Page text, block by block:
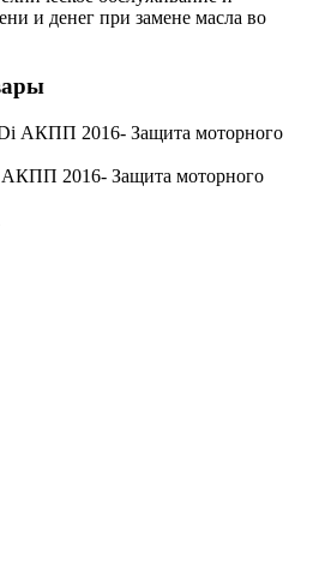
и денег при замене масла во
2016- Защита моторного